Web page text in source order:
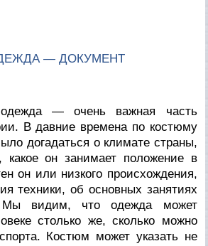
— ДОКУМЕНТ
одежда — очень важная часть
В давние времена по костюму
догадаться о климате страны,
какое он занимает положение в
он или низкого происхождения,
техники, об основных занятиях
Мы видим, что одежда может
столько же, сколько можно
Костюм может указать не